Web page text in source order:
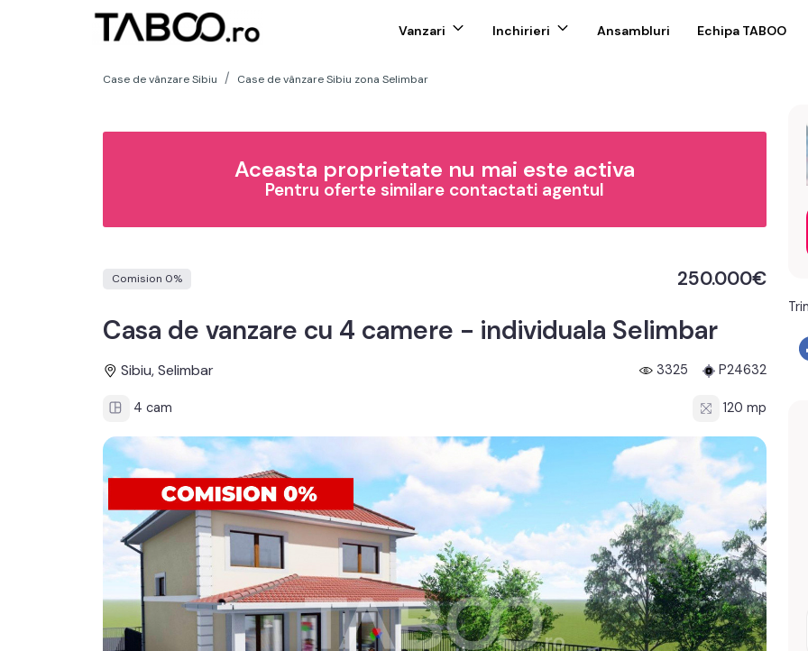
Vanzari Inchirieri Ansambluri Echipa TABOO
Case de vânzare Sibiu Case de vânzare Sibiu zona Selimbar
Aceasta proprietate nu mai este activa
Pentru oferte similare contactati agentul
Comision 0% 250.000€
Casa de vanzare cu 4 camere - individuala Selimbar
Sibiu, Selimbar 3325 P24632
4 cam 120 mp